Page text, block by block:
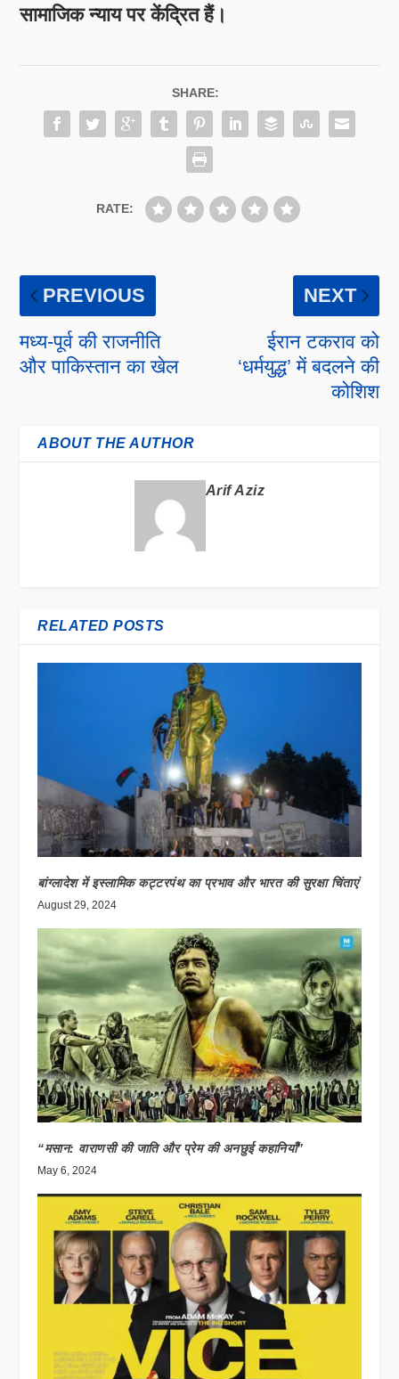
सामाजिक न्याय पर केंद्रित हैं।
SHARE:
RATE:
PREVIOUS
मध्य-पूर्व की राजनीति
और पाकिस्तान का खेल
NEXT
ईरान टकराव को
‘धर्मयुद्ध’ में बदलने की
कोशिश
ABOUT THE AUTHOR
Arif Aziz
RELATED POSTS
बांग्लादेश में इस्लामिक कट्टरपंथ का प्रभाव और भारत की सुरक्षा चिंताएं
August 29, 2024
“मसान: वाराणसी की जाति और प्रेम की अनछुई कहानियाँ”
May 6, 2024